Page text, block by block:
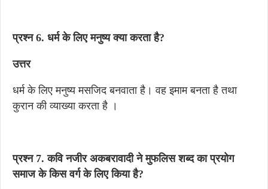
प्रश्न 6. धर्म के लिए मनुष्य क्या करता है?
उत्तर
धर्म के लिए मनुष्य मसजिद बनवाता है। वह इमाम बनता है तथा
कुरान की व्याख्या करता है ।
प्रश्न 7. कवि नजीर अकबरावादी ने मुफलिस शब्द का प्रयोग
समाज के किस वर्ग के लिए किया है?